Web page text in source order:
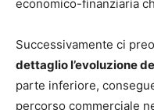
economico-finanziaria
Successivamente ci
dettaglio l’evoluzione
parte inferiore,
percorso commerciale